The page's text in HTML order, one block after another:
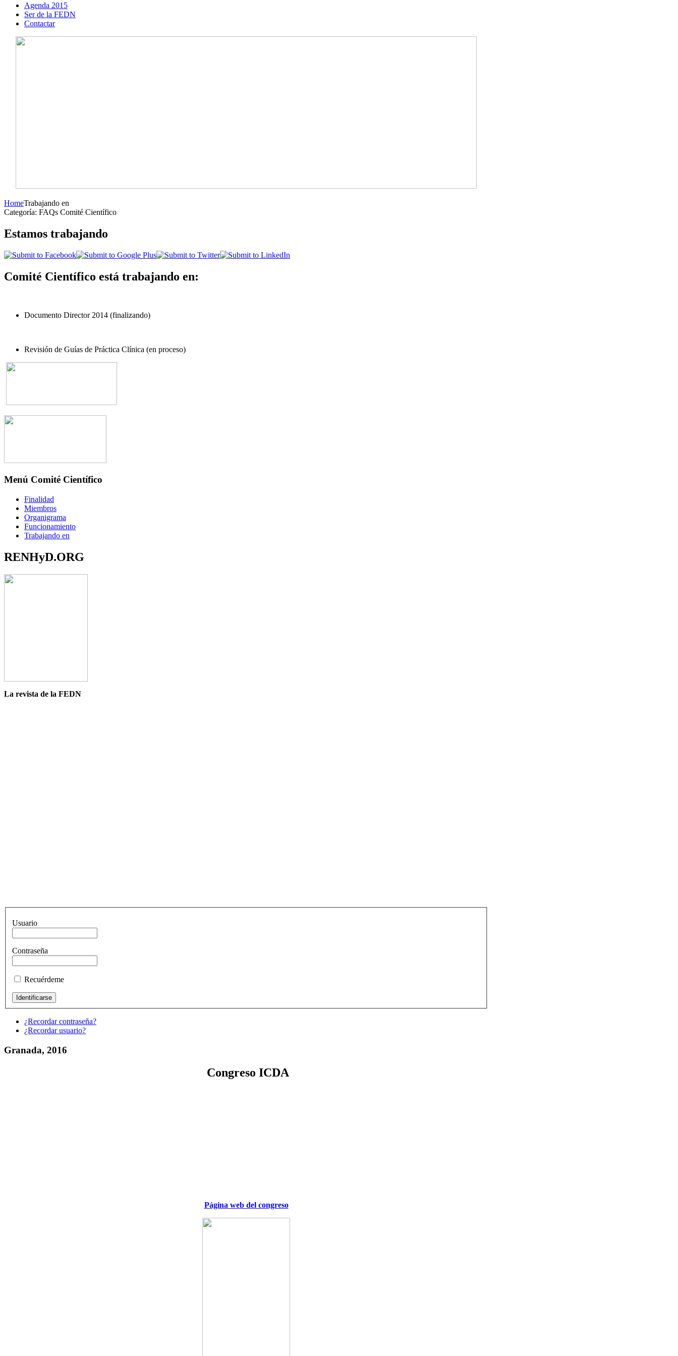
Agenda 2015
Ser de la FEDN
Contactar
HomeTrabajando en
Categoría: FAQs Comité Científico
Estamos trabajando
Comité Científico está trabajando en:
Documento Director 2014 (finalizando)
Revisión de Guías de Práctica Clínica (en proceso)
Menú Comité Científico
Finalidad
Miembros
Organigrama
Funcionamiento
Trabajando en
RENHyD.ORG
La revista de la FEDN
Usuario
Contraseña
Recuérdeme
¿Recordar contraseña?
¿Recordar usuario?
Granada, 2016
Congreso ICDA
Página web del congreso